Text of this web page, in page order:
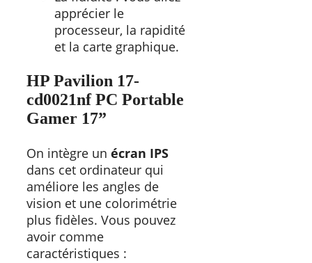
apprécier le
processeur, la rapidité
et la carte graphique.
HP Pavilion 17-
cd0021nf PC Portable
Gamer 17”
On intègre un écran IPS
dans cet ordinateur qui
améliore les angles de
vision et une colorimétrie
plus fidèles. Vous pouvez
avoir comme
caractéristiques :